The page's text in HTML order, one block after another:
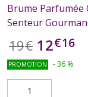
Brume Parfumée
Senteur
19€ 12€16
PROMOTION -36 %